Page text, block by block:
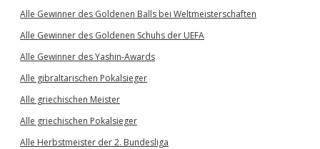
Alle Gewinner des Goldenen Balls bei Weltmeisterschaften
Alle Gewinner des Goldenen Schuhs der UEFA
Alle Gewinner des Yashin-Awards
Alle gibraltarischen Pokalsieger
Alle griechischen Meister
Alle griechischen Pokalsieger
Alle Herbstmeister der 2. Bundesliga